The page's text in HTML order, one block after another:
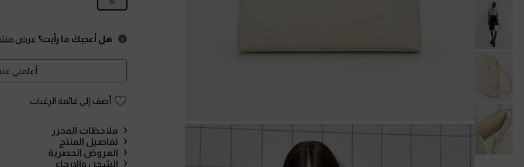
هل أعجبكَ ما رأيت؟ عرض
أعلمني
أضف إلى قائمة الرغبات
ملاحظات المحرر
تفاصيل المنتج
العروض الحصرية
الشحن والإرجاع